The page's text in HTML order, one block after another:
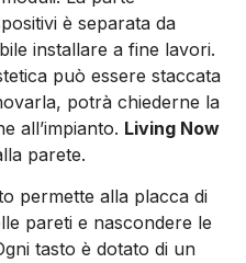
è separata da
installare a fine lavori.
può essere staccata
potrà chiederne la
all’impianto. Living Now
parete.
permette alla placca di
pareti e nascondere le
tasto è dotato di un